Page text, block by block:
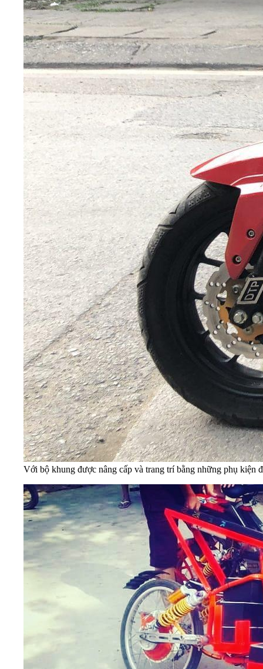
Với bộ khung được nâng cấp và trang trí bằng những phụ kiện